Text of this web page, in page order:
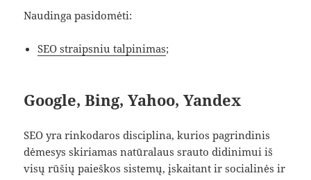
Naudinga pasidomėti:
SEO straipsniu talpinimas;
Google, Bing, Yahoo, Yandex
SEO yra rinkodaros disciplina, kurios pagrindinis
dėmesys skiriamas natūralaus srauto didinimui iš
visų rūšių paieškos sistemų, įskaitant ir socialinės ir